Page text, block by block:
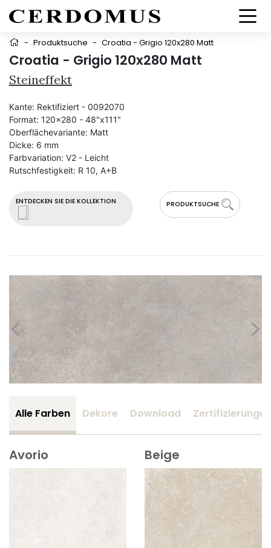
- Produktsuche - Croatia - Grigio 120x280 Matt
Croatia - Grigio 120x280 Matt
Steineffekt
ENTDECKEN SIE DIE KOLLEKTION PRODUKTSUCHE
Kante: Rektifiziert - 0092070
Format: 120x280 - 48"x111"
Oberflächevariante: Matt
Dicke: 6 mm
Farbvariation: V2 - Leicht
Rutschfestigkeit: R 10, A+B
Alle Farben Dekore Download Zertifizierungen
Avorio Beige